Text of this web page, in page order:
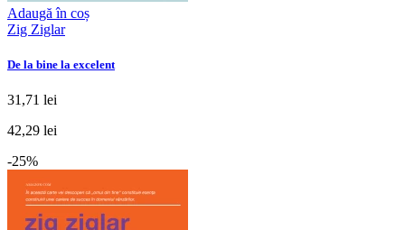
Adaugă în coș
Zig Ziglar
De la bine la excelent
31,71 lei
42,29 lei
-25%